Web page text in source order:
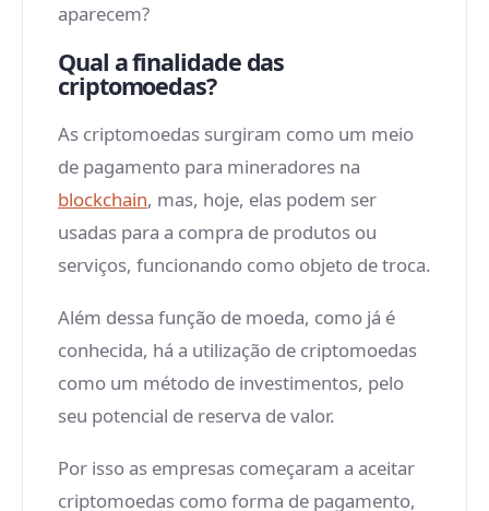
aparecem?
Qual a finalidade das
criptomoedas?
As criptomoedas surgiram como um meio
de pagamento para mineradores na
blockchain, mas, hoje, elas podem ser
usadas para a compra de produtos ou
serviços, funcionando como objeto de troca.
Além dessa função de moeda, como já é
conhecida, há a utilização de criptomoedas
como um método de investimentos, pelo
seu potencial de reserva de valor.
Por isso as empresas começaram a aceitar
criptomoedas como forma de pagamento,